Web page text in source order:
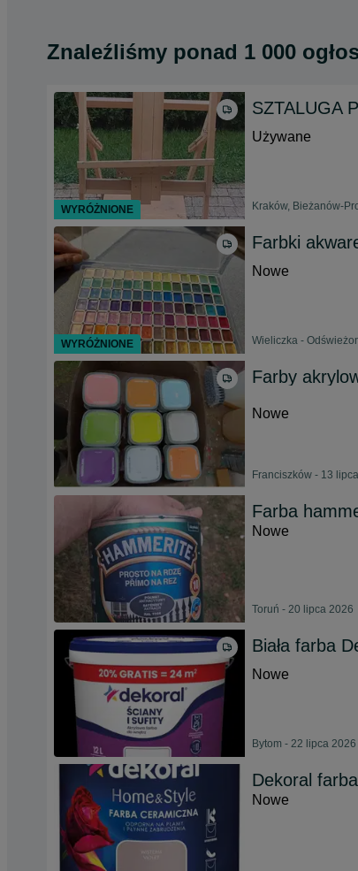
Znaleźliśmy ponad 1 000
SZTALUGA
Używane
Kraków, Bieżanów-
Farbki
Nowe
Wieliczka -
Farby
Nowe
Franciszków - 13
Farba
Nowe
Toruń - 20 lipca 2026
Biała farba
Nowe
Bytom - 22 lipca 2026
Dekoral farba
Nowe
WYRÓŻNIONE
WYRÓŻNIONE